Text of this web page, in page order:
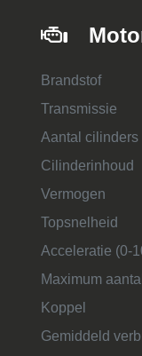
Brandstof
Transmissie
Aantal cilinders
Cilinderinhoud
Vermogen
Topsnelheid
Acceleratie (0-
Maximum
Koppel
Gemiddeld